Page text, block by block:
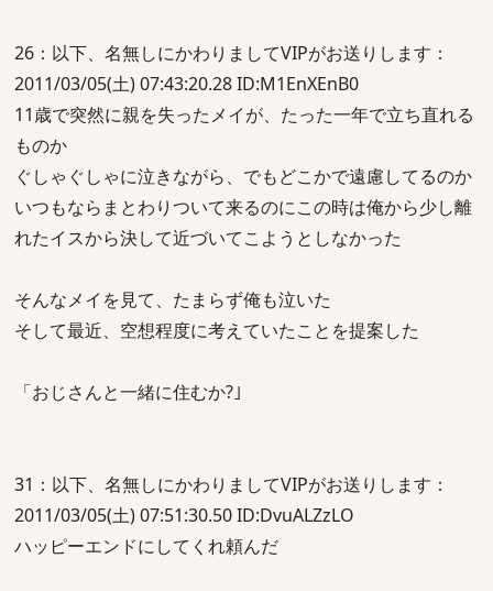
26：以下、名無しにかわりましてVIPがお送りします：
2011/03/05(土) 07:43:20.28 ID:M1EnXEnB0
11歳で突然に親を失ったメイが、たった一年で立ち直れる
ものか
ぐしゃぐしゃに泣きながら、でもどこかで遠慮してるのか
いつもならまとわりついて来るのにこの時は俺から少し離
れたイスから決して近づいてこようとしなかった
そんなメイを見て、たまらず俺も泣いた
そして最近、空想程度に考えていたことを提案した
「おじさんと一緒に住むか?｣
31：以下、名無しにかわりましてVIPがお送りします：
2011/03/05(土) 07:51:30.50 ID:DvuALZzLO
ハッピーエンドにしてくれ頼んだ